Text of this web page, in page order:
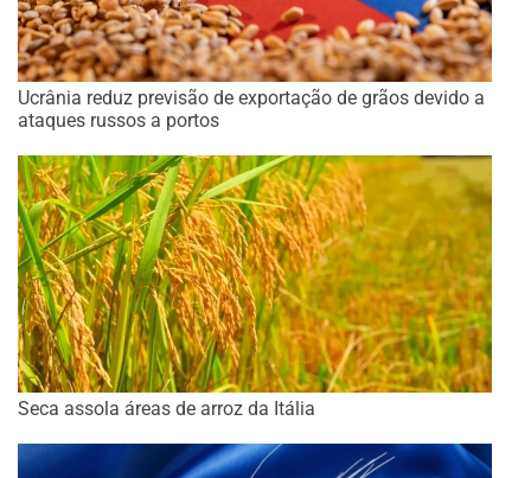
Ucrânia reduz previsão de exportação de grãos devido a
ataques russos a portos
Seca assola áreas de arroz da Itália